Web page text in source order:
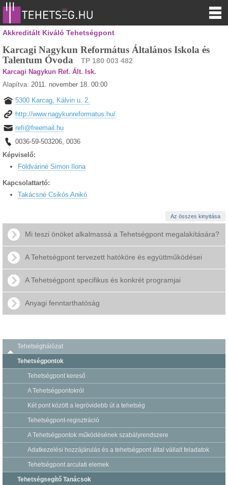
Akkreditált Kiváló Tehetségpont
Karcagi Nagykun Református Általános Iskola és
Talentum Óvoda
TP 180 003 482
Karcagi Nagykun Ref. Ált. Isk.
Alapítva: 2011. november 18. 00:00
5300 Karcag, Kálvin u. 2.
http://www.nagykunreformatus.hu/
refi@freemail.hu
0036-59-503206, 0036
Képviselő:
Földváriné Simon Ilona
Kapcsolattartó:
Takácsné Csikós Anikó
Az összes kinyitása
Mi teszi önöket alkalmassá a Tehetségpont megalakítására?
A Tehetségpont tervezett hatóköre és együttműködései
A Tehetségpont specifikus és konkrét programjai
Anyagi fenntarthatóság
Tehetséghálózat
Tehetségpontok
Tehetségpont kereső
A Tehetségpontokról
Két pont között a legrövidebb út a tehetség
Tehetségpont-regisztráció
A Tehetségpontok működésének szabályrendszere
Adatkezelési hozzájárulás és a tehetségpont által vállalt feladatok
Tehetségpont arculati elemek
Tehetségsegítő Tanácsok